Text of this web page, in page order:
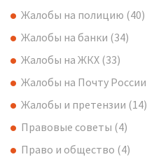
Жалобы на полицию (40)
Жалобы на банки (34)
Жалобы на ЖКХ (33)
Жалобы на Почту России
Жалобы и претензии (14)
Правовые советы (4)
Право и общество (4)